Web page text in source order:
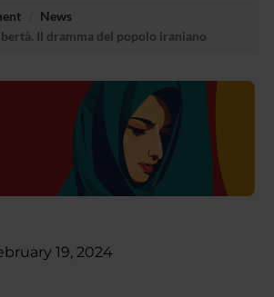
News
Il dramma del popolo iraniano
19, 2024